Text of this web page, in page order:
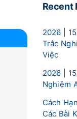
Recent
2026 |
Trắc
Việc
2026 |
Nghiệm
Cách
Các Bài